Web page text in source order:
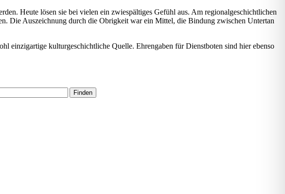
Heute lösen sie bei vielen ein zwiespältiges Gefühl aus. Am regionalgeschichtlichen
Die Auszeichnung durch die Obrigkeit war ein Mittel, die Bindung zwischen Untertan
einzigartige kulturgeschichtliche Quelle. Ehrengaben für Dienstboten sind hier ebenso